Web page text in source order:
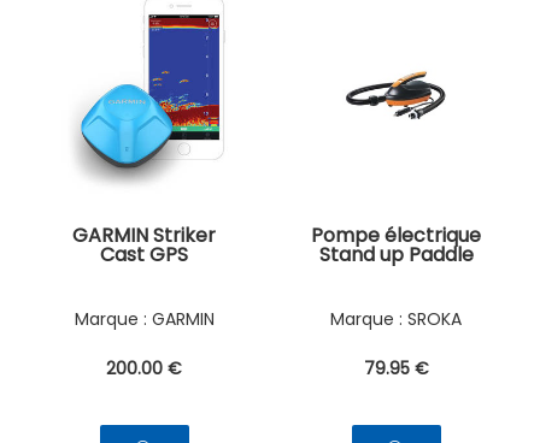
GARMIN Striker
Cast GPS
GARMIN
200.00 €
Pompe électrique
Stand up Paddle
SROKA
79.95 €